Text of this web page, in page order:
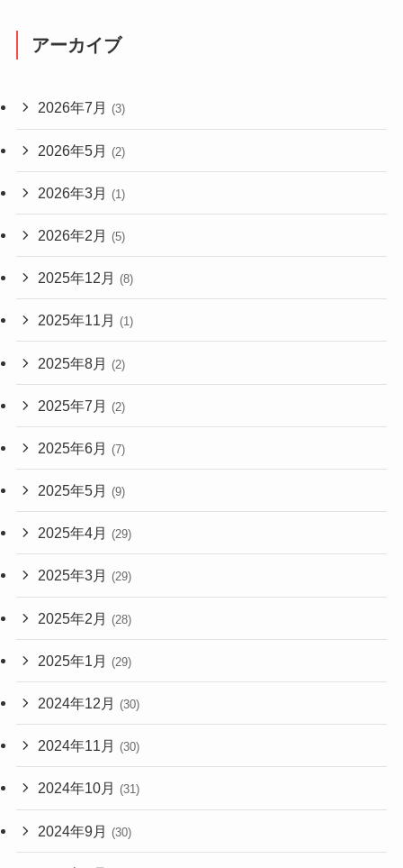
アーカイブ
2026年7月 (3)
2026年5月 (2)
2026年3月 (1)
2026年2月 (5)
2025年12月 (8)
2025年11月 (1)
2025年8月 (2)
2025年7月 (2)
2025年6月 (7)
2025年5月 (9)
2025年4月 (29)
2025年3月 (29)
2025年2月 (28)
2025年1月 (29)
2024年12月 (30)
2024年11月 (30)
2024年10月 (31)
2024年9月 (30)